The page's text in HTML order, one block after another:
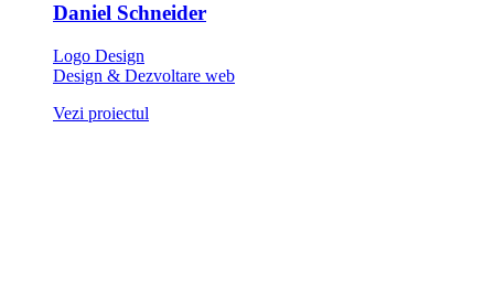
Daniel Schneider
Logo Design
Design & Dezvoltare web
Vezi proiectul